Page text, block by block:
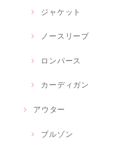
ジャケット
ノースリーブ
ロンパース
カーディガン
アウター
ブルゾン